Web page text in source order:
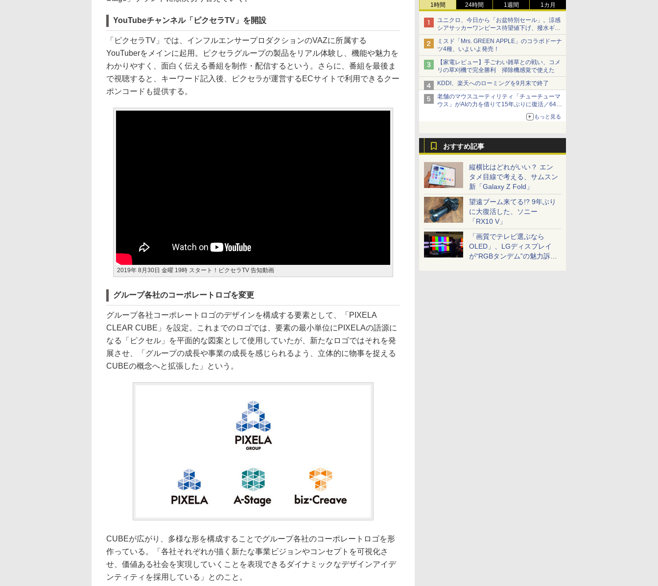
1時間 24時間 1週間 1カ月
ユニクロ、今日から「お盆特別セール」。涼感
シアサッカーワンピース待望値下げ、撥水ギア
ショーツは1990円に
ミスド「Mrs. GREEN APPLE」のコラボドーナ
ツ4種、いよいよ発売！
【家電レビュー】手ごわい雑草との戦い、コメ
リの草刈機で完全勝利 掃除機感覚で使えた
KDDI、楽天へのローミングを9月末で終了
老舗のマウスユーティリティ「チューチューマ
ウス」がAIの力を借りて15年ぶりに復活／64bit
化、Windows 10/11、「Chrome」も走り回
る。復活記念で2026年末まで500円
もっと見る
おすすめ記事
縦横比はどれがいい？ エン
タメ目線で考える、サムスン
新「Galaxy Z Fold」
望遠ブーム来てる!? 9年ぶり
に大復活した、ソニー
「RX10 V」
「画質でテレビ選ぶなら
OLED」、LGディスプレイ
が“RGBタンデム”の魅力訴
YouTubeチャンネル「ピクセラTV」を開設
「ピクセラTV」では、インフルエンサープロダクションのVAZに所属する
YouTuberをメインに起用。ピクセラグループの製品をリアル体験し、機能や魅力を
わかりやすく、面白く伝える番組を制作・配信するという。さらに、番組を最後ま
で視聴すると、キーワード記入後、ピクセラが運営するECサイトで利用できるクー
ポンコードも提供する。
2019年 8月30日 金曜 19時 スタート！ピクセラTV 告知動画
グループ各社のコーポレートロゴを変更
グループ各社コーポレートロゴのデザインを構成する要素として、「PIXELA
CLEAR CUBE」を設定。これまでのロゴでは、要素の最小単位にPIXELAの語源に
なる「ピクセル」を平面的な図案として使用していたが、新たなロゴではそれを発
展させ、「グループの成長や事業の成長を感じられるよう、立体的に物事を捉える
CUBEの概念へと拡張した」という。
CUBEが広がり、多様な形を構成することでグループ各社のコーポレートロゴを形
作っている。「各社それぞれが描く新たな事業ビジョンやコンセプトを可視化さ
せ、価値ある社会を実現していくことを表現できるダイナミックなデザインアイデ
ンティティを採用している」とのこと。